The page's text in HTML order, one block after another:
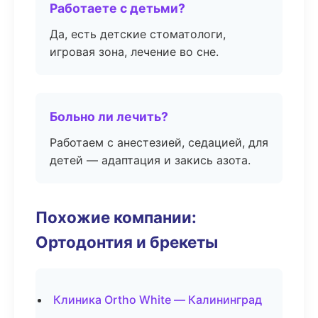
Работаете с детьми?
Да, есть детские стоматологи,
игровая зона, лечение во сне.
Больно ли лечить?
Работаем с анестезией, седацией, для
детей — адаптация и закись азота.
Похожие компании:
Ортодонтия и брекеты
Клиника Ortho White — Калининград